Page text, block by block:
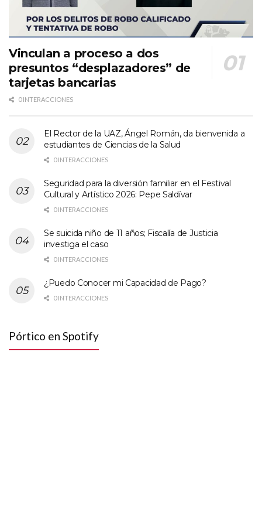
Vinculan a proceso a dos
presuntos “desplazadores” de
tarjetas bancarias
0 INTERACCIONES
El Rector de la UAZ, Ángel Román, da bienvenida a
estudiantes de Ciencias de la Salud
0 INTERACCIONES
Seguridad para la diversión familiar en el Festival
Cultural y Artístico 2026: Pepe Saldívar
0 INTERACCIONES
Se suicida niño de 11 años; Fiscalía de Justicia
investiga el caso
0 INTERACCIONES
¿Puedo Conocer mi Capacidad de Pago?
0 INTERACCIONES
Pórtico en Spotify